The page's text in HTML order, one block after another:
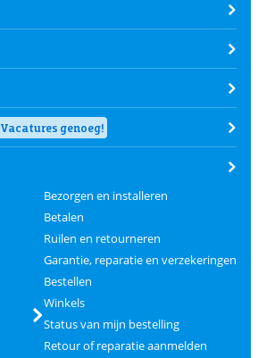
Vacatures genoeg!
Bezorgen en installeren
Betalen
Ruilen en retourneren
Garantie, reparatie en verzekeringen
Bestellen
Winkels
Status van mijn bestelling
Retour of reparatie aanmelden